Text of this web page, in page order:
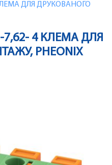
ДЛЯ ДРУКОВАНОГО
7,62- 4 КЛЕМА ДЛЯ
PHEONIX